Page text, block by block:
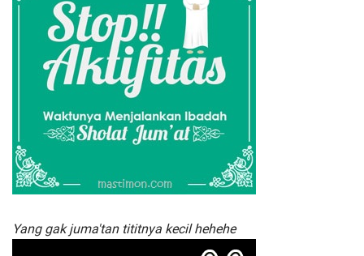
Yang gak juma'tan tititnya kecil hehehe